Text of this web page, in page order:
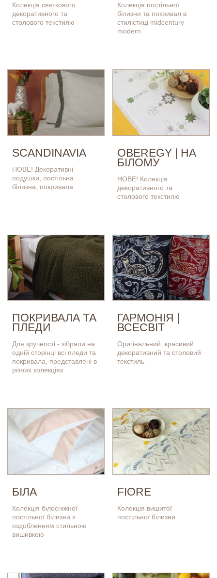
Колекція святкового
декоративного та
столового текстилю
Колекція постільної
білизни та покривал в
стилістиці midcentury
modern
SCANDINAVIA
НОВЕ! Декоративні
подушки, постільна
білизна, покривала
OBEREGY | НА
БІЛОМУ
НОВЕ! Колекція
декоративного та
столового текстилю
ПОКРИВАЛА ТА
ПЛЕДИ
Для зручності - зібрали на
одній сторінці всі пледи та
покривала, представлені в
різних колекціях
ГАРМОНІЯ |
ВСЕСВІТ
Оригінальний, красивий
декоративний та столовий
текстиль
БІЛА
Колекція білосніжної
постільної білизни з
оздобленням стильною
вишивкою
FIORE
Колекція вишитої
постільної білизни